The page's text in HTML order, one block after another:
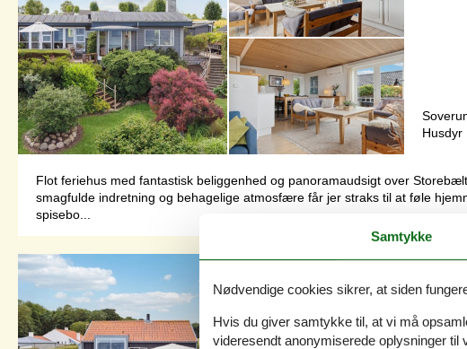
Husdyr
Flot feriehus med fantastisk beliggenhed og panoramaudsigt over
smagfulde indretning og behagelige atmosfære får jer straks til at føle
spisebo...
6
Samtykke
Nødvendige cookies sikrer, at siden
Hvis du giver samtykke til, at vi må
videresendt anonymiserede oplysninger til